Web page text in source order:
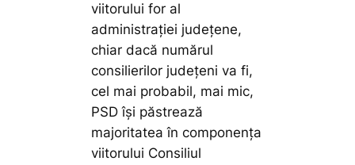
viitorului for al
administrației județene,
chiar dacă numărul
consilierilor județeni va fi,
cel mai probabil, mai mic,
PSD își păstrează
majoritatea în componența
viitorului Consiliul